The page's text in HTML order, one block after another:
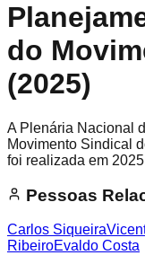
do
(2025)
A Plenária Nacional
Movimento Sindical
foi realizada em
Pessoas
Carlos Siqueira
RibeiroEvaldo Costa